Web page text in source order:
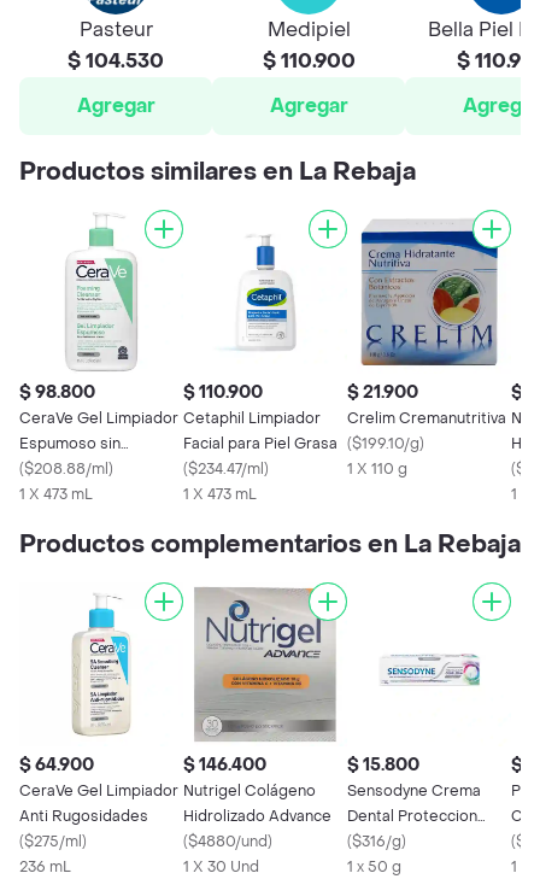
Pasteur
$ 104.530
Agregar
Medipiel
$ 110.900
Agregar
Bella Piel
$
Agregar
Productos similares en La Rebaja
$ 98.800
CeraVe Gel Limpiador
Espumoso sin
Perfume Piel Normal a
Grasa
($208.88/ml)
1 X 473 mL
$ 110.900
Cetaphil Limpiador
Facial para Piel Grasa
($234.47/ml)
1 X 473 mL
$ 21.900
Crelim Cremanutritiva
($199.10/g)
1 X 110 g
$
(
1 X
Productos complementarios en La Rebaja
$ 64.900
CeraVe Gel Limpiador
Anti Rugosidades
($275/ml)
236 mL
$ 146.400
Nutrigel Colágeno
Hidrolizado Advance
($4880/und)
1 X 30 Und
$ 15.800
Sensodyne Crema
Dental Proteccion
Completa
($316/g)
1 x 50 g
$
(
1 X